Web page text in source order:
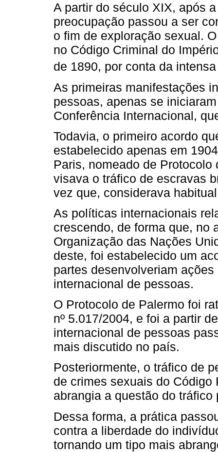
A partir do século XIX, após
preocupação passou a ser
o fim de exploração sexual.
no Código Criminal do
de 1890, por conta da
As primeiras manifestações
pessoas, apenas se
Conferência Internacional,
Todavia, o primeiro acordo
estabelecido apenas em
Paris, nomeado de
visava o tráfico de escravas
vez que, considerava
As políticas internacionais
crescendo, de forma que, no
Organização das Nações
deste, foi estabelecido um
partes desenvolveriam
internacional de pessoas.
O Protocolo de Palermo foi
nº 5.017/2004, e foi a partir
internacional de pessoas
mais discutido no país.
Posteriormente, o tráfico de
de crimes sexuais do
abrangia a questão do
Dessa forma, a prática
contra a liberdade do
tornando um tipo mais